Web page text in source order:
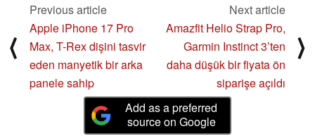
⟨
Previous article
Apple iPhone 17 Pro
Max, T-Rex dişini tasvir
eden manyetik bir arka
panele sahip
Next article
Amazfit Helio Strap Pro,
Garmin Instinct 3’ten
daha düşük bir fiyata ön
siparişe açıldı
⟩
Add as a preferred
source on Google